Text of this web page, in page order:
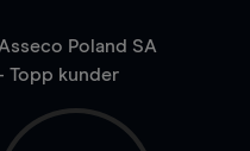
Asseco Poland SA
Topp kunder